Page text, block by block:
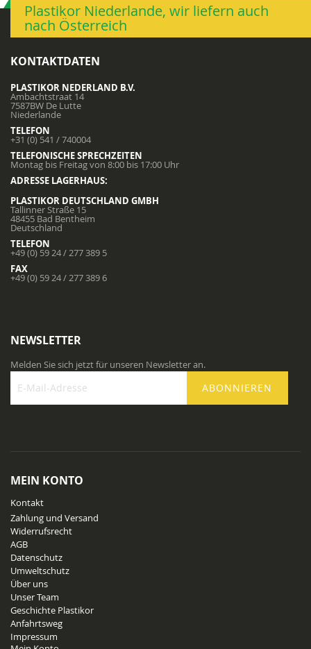
Plastikor Niederlande, wir liefern auch
nach Österreich
KONTAKTDATEN
PLASTIKOR NEDERLAND B.V.
Ambachtstraat 14
7587BW De Lutte
Niederlande
TELEFON
+31 (0) 541 / 740004
TELEFONISCHE SPRECHZEITEN
Montag bis Freitag von 8:00 bis 17:00 Uhr
ADRESSE LAGERHAUS:
PLASTIKOR DEUTSCHLAND GMBH
Tallinner Straße 15
48455 Bad Bentheim
Deutschland
TELEFON
+49 (0) 59 24 / 277 389 5
FAX
+49 (0) 59 24 / 277 389 6
NEWSLETTER
Melden Sie sich jetzt für unseren Newsletter an.
Newsletter
ABONNIEREN
MEIN KONTO
Kontakt
Zahlung und Versand
Widerrufsrecht
AGB
Datenschutz
Umweltschutz
Über uns
Unser Team
Geschichte Plastikor
Anfahrtsweg
Impressum